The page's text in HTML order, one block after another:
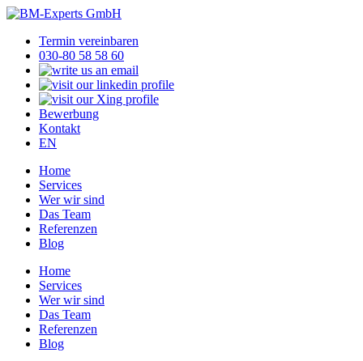
Termin vereinbaren
030-80 58 58 60
Bewerbung
Kontakt
EN
Home
Services
Wer wir sind
Das Team
Referenzen
Blog
Home
Services
Wer wir sind
Das Team
Referenzen
Blog